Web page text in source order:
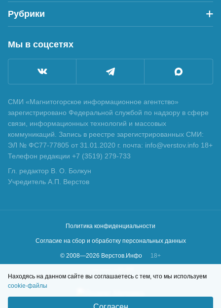
Рубрики
Мы в соцсетях
СМИ «Магнитогорское информационное агентство»
зарегистрировано Федеральной службой по надзору в сфере
связи, информационных технологий и массовых
коммуникаций. Запись в реестре зарегистрированных СМИ:
ЭЛ № ФС77-77805 от 31.01.2020 г. почта: info@verstov.info 18+
Телефон редакции +7 (3519) 279-733
Гл. редактор В. О. Болкун
Учредитель А.П. Верстов
Политика конфиденциальности
Согласие на сбор и обработку персональных данных
© 2008—2026 Верстов.Инфо
18+
Находясь на данном сайте вы соглашаетесь с тем, что мы используем
cookie-файлы